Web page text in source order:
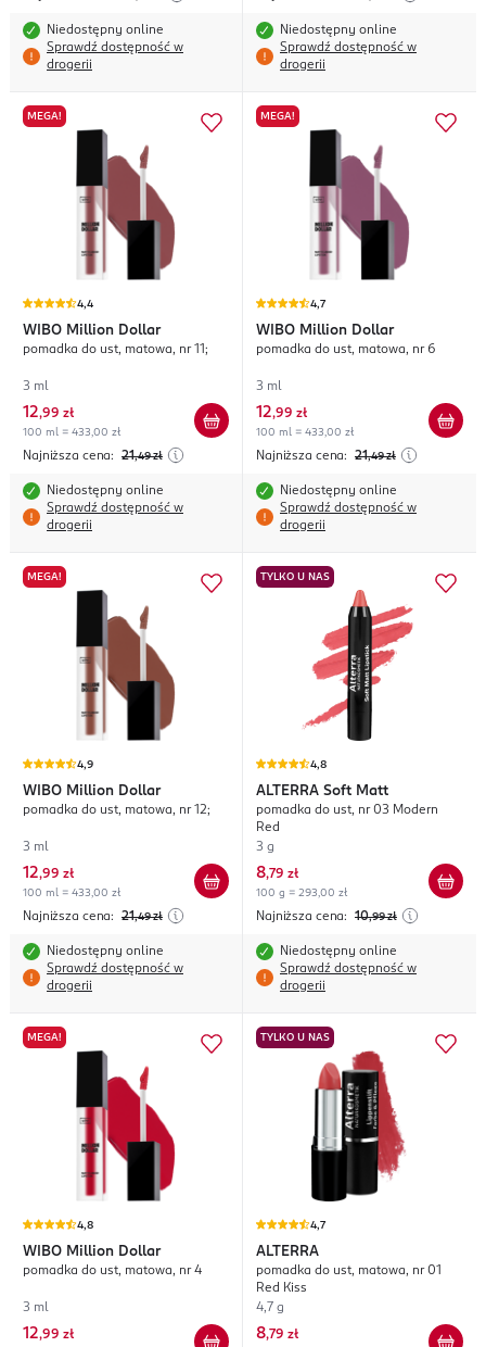
Niedostępny online
Sprawdź dostępność w
drogerii
Niedostępny online
Sprawdź dostępność w
drogerii
MEGA!
4,4
WIBO Million Dollar
pomadka do ust, matowa, nr 11;
3 ml
12,99 zł
100 ml = 433,00 zł
Najniższa cena: 21,49 zł
Niedostępny online
Sprawdź dostępność w
drogerii
MEGA!
4,7
WIBO Million Dollar
pomadka do ust, matowa, nr 6
3 ml
12,99 zł
100 ml = 433,00 zł
Najniższa cena: 21,49 zł
Niedostępny online
Sprawdź dostępność w
drogerii
MEGA!
4,9
WIBO Million Dollar
pomadka do ust, matowa, nr 12;
3 ml
12,99 zł
100 ml = 433,00 zł
Najniższa cena: 21,49 zł
Niedostępny online
Sprawdź dostępność w
drogerii
TYLKO U NAS
4,8
ALTERRA Soft Matt
pomadka do ust, nr 03 Modern
Red
3 g
8,79 zł
100 g = 293,00 zł
Najniższa cena: 10,99 zł
Niedostępny online
Sprawdź dostępność w
drogerii
MEGA!
4,8
WIBO Million Dollar
pomadka do ust, matowa, nr 4
3 ml
12,99 zł
TYLKO U NAS
4,7
ALTERRA
pomadka do ust, matowa, nr 01
Red Kiss
4,7 g
8,79 zł